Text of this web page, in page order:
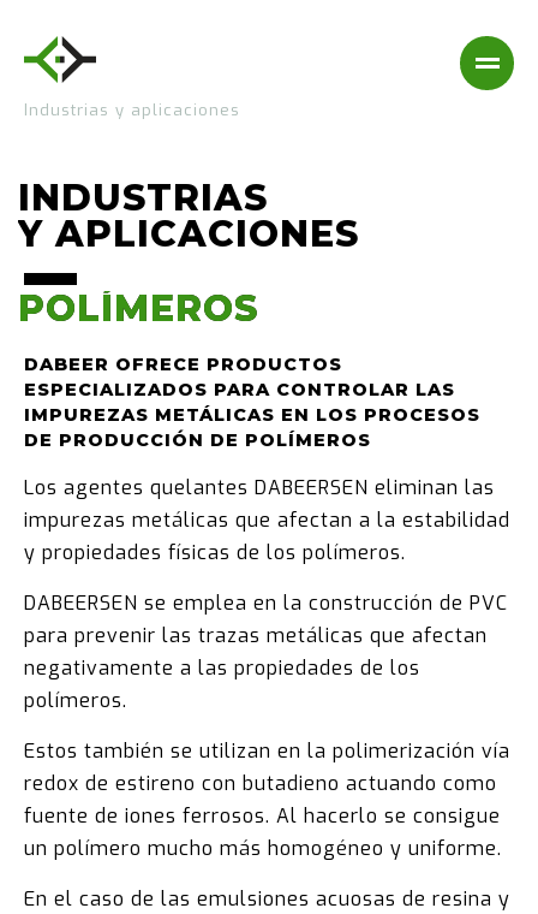
Industrias y aplicaciones
INDUSTRIAS
Y APLICACIONES
POLÍMEROS
POLÍMEROS
DABEER OFRECE PRODUCTOS
ESPECIALIZADOS PARA CONTROLAR LAS
IMPUREZAS METÁLICAS EN LOS PROCESOS
DE PRODUCCIÓN DE POLÍMEROS
Los agentes quelantes DABEERSEN eliminan las
impurezas metálicas que afectan a la estabilidad
y propiedades físicas de los polímeros.
DABEERSEN se emplea en la construcción de PVC
para prevenir las trazas metálicas que afectan
negativamente a las propiedades de los
polímeros.
Estos también se utilizan en la polimerización vía
redox de estireno con butadieno actuando como
fuente de iones ferrosos. Al hacerlo se consigue
un polímero mucho más homogéneo y uniforme.
En el caso de las emulsiones acuosas de resina y